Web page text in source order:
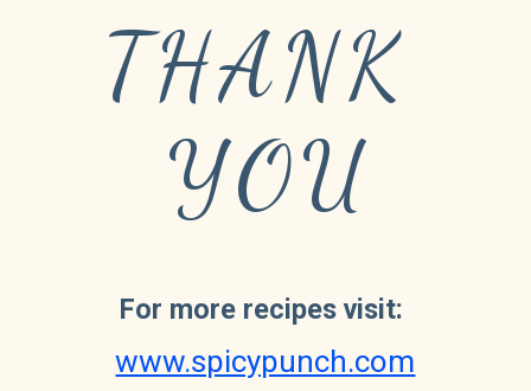
THANK
YOU
For more recipes visit:
www.spicypunch.com